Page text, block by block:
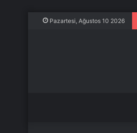
Pazartesi, Ağustos 10 2026